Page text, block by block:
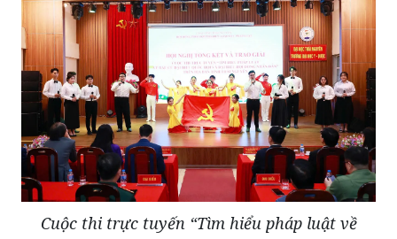
Cuộc thi trực tuyến “Tìm hiểu pháp luật về